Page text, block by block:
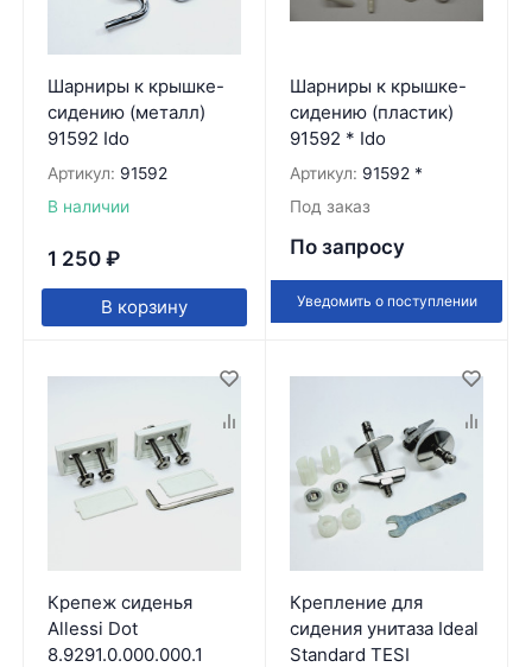
Шарниры к крышке-
сидению (металл)
91592 Ido
Артикул: 91592
В наличии
1 250 ₽
В корзину
Шарниры к крышке-
сидению (пластик)
91592 * Ido
Артикул: 91592 *
Под заказ
По запросу
Уведомить о поступлении
Крепеж сиденья
Allessi Dot
8.9291.0.000.000.1
Крепление для
сидения унитаза Ideal
Standard TESI